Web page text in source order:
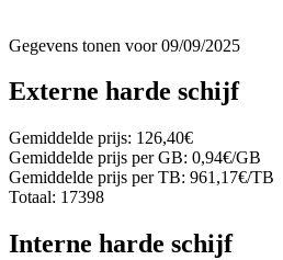
Gegevens tonen voor09/09/2025
Externe harde schijf
Gemiddelde prijs: 126,40€
Gemiddelde prijs per GB: 0,94€/GB
Gemiddelde prijs per TB: 961,17€/TB
Totaal: 17398
Interne harde schijf